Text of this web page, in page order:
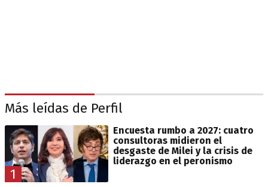
Más leídas de Perfil
1
Encuesta rumbo a 2027: cuatro
consultoras midieron el
desgaste de Milei y la crisis de
liderazgo en el peronismo